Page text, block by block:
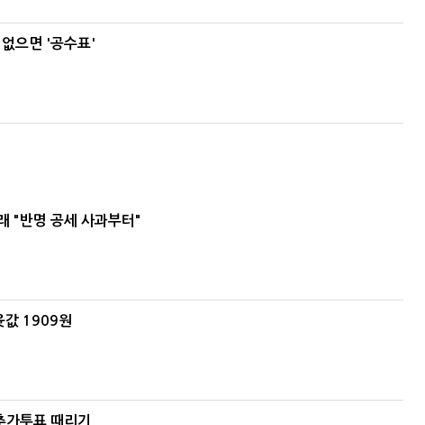
으면 '공수표'
"반명 공세 사과부터"
값 1909원
투표 때리기